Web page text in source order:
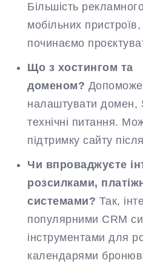
Більшість
мобільних
починаємо
Що з хостингом та
доменом?
налаштувати домен,
технічні питання.
підтримку сайту
Чи впроваджуєте
розсилками,
системами? Так,
популярними CRM
інструментами для
календарями